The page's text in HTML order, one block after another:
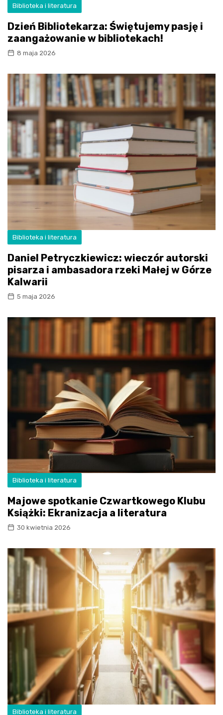
Biblioteka i literatura
Dzień Bibliotekarza: Świętujemy pasję i
zaangażowanie w bibliotekach!
8 maja 2026
Biblioteka i literatura
Daniel Petryczkiewicz: wieczór autorski
pisarza i ambasadora rzeki Małej w Górze
Kalwarii
5 maja 2026
Biblioteka i literatura
Majowe spotkanie Czwartkowego Klubu
Książki: Ekranizacja a literatura
30 kwietnia 2026
Biblioteka i literatura